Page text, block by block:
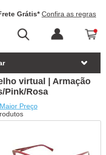
Grátis* Confira as regras
virtual | Armação
Pink/Rosa
Maior Preço